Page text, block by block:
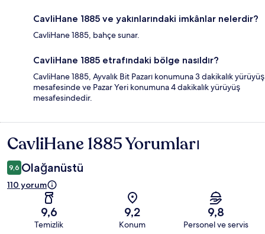
CavliHane 1885 ve yakınlarındaki imkânlar nelerdir?
CavliHane 1885, bahçe sunar.
CavliHane 1885 etrafındaki bölge nasıldır?
CavliHane 1885, Ayvalık Bit Pazarı konumuna 3 dakikalık yürüyüş
mesafesinde ve Pazar Yeri konumuna 4 dakikalık yürüyüş
mesafesindedir.
Yorumlar
CavliHane 1885 Yorumları
9,6 Olağanüstü
110 yorum
9,6
Temizlik
9,2
Konum
9,8
Personel ve servis